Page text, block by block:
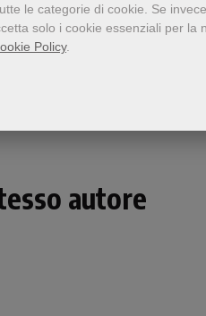
le categorie di cookie. Se
solo i cookie essenziali per la
Policy.
autore